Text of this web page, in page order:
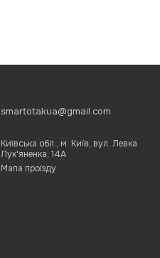
smartotakua@gmail.com
Київська обл., м. Київ, вул. Левка
Лук'яненка, 14А
Мапа проїзду